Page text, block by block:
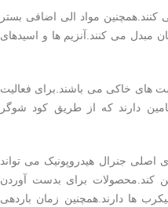
مواد الی اضافی بستر
مبدل می کنند.آنزیم ها و اسیدهای
های خاکی می باشند.برای فعالیت
دارند که از طریق کود شوگر
اصلی جنرال هیدروپونیک می تواند
کند.محصولات برای بدست آوردن
ها دارند.همچنین زمان باردهی